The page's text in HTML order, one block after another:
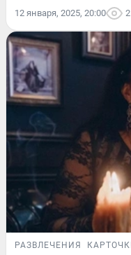
12 января, 2025, 20:00
РАЗВЛЕЧЕНИЯ